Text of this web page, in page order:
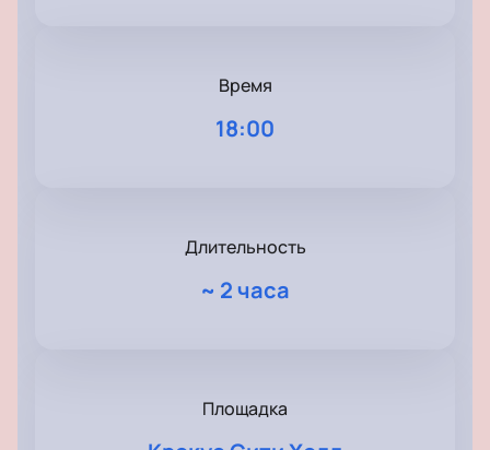
Время
18:00
Длительность
~ 2 часа
Площадка